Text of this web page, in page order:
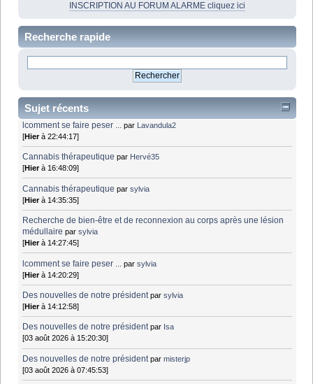
INSCRIPTION AU FORUM ALARME cliquez ici
Recherche rapide
Sujet récents
lcomment se faire peser ... par Lavandula2
[Hierà 22:44:17]
Cannabis thérapeutique par Hervé35
[Hierà 16:48:09]
Cannabis thérapeutique parsylvia
[Hierà 14:35:35]
Recherche de bien-être et de reconnexion au corps après une lésion
médullaire parsylvia
[Hierà 14:27:45]
lcomment se faire peser ... parsylvia
[Hierà 14:20:29]
Des nouvelles de notre président parsylvia
[Hierà 14:12:58]
Des nouvelles de notre président par Isa
[03 août 2026 à 15:20:30]
Des nouvelles de notre président parmisterjp
[03 août 2026 à 07:45:53]